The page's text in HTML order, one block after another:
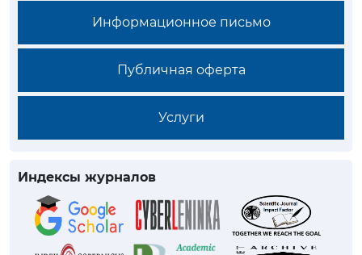
Информационное письмо
Публичная оферта
Услуги
Индексы журналов